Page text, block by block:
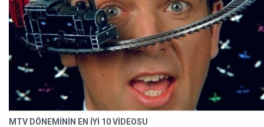
MTV DÖNEMİNİN EN İYİ 10 VİDEOSU